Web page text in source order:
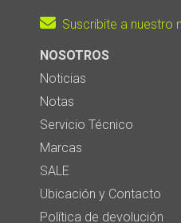
Suscribite a nuestro
NOSOTROS
Noticias
Notas
Servicio Técnico
Marcas
SALE
Ubicación y Contacto
Política de devolución